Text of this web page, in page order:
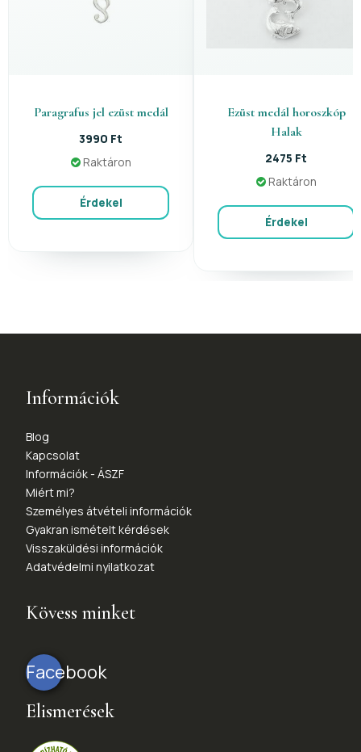
Paragrafus jel ezüst medál
3990 Ft
Raktáron
Érdekel
Ezüst medál horoszkóp
Halak
2475 Ft
Raktáron
Érdekel
Információk
Blog
Kapcsolat
Információk - ÁSZF
Miért mi?
Személyes átvételi információk
Gyakran ismételt kérdések
Visszaküldési információk
Adatvédelmi nyilatkozat
Kövess minket
Facebook
Elismerések